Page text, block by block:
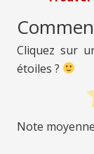
Cliquez sur
étoiles ?
Note moyenne